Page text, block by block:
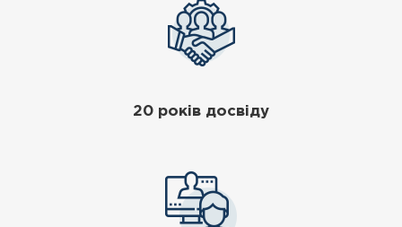
20 років досвіду